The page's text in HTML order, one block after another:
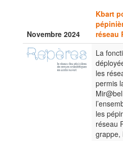
Novembre 2024
Kbart
réseau
La
les
permis
les
réseau
grappe,